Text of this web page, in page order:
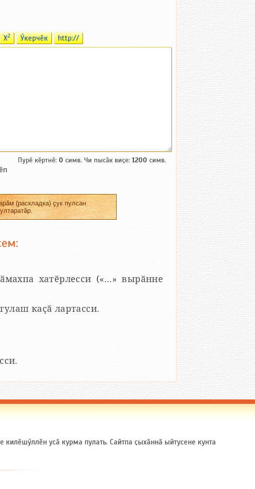
X2 Ӳкерчӗк http://
Пурӗ кӗртнӗ: 0 симв. Чи пысӑк виҫе: 1200 симв.
(раскладка) ҫук пулсан
хатӗрлесси («...» вырӑнне
каҫӑ лартасси.
килӗшӳллӗн усӑ курма пулать. Сайтпа ҫыхӑннӑ ыйтусене кунта